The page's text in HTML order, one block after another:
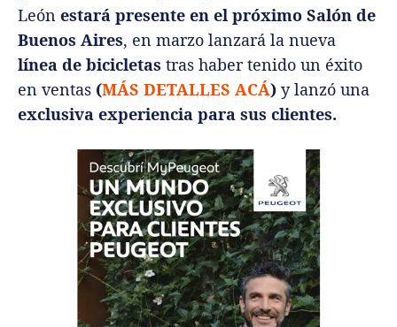
León estará presente en el próximo Salón de
Buenos Aires, en marzo lanzará la nueva
línea de bicicletas tras haber tenido un éxito
en ventas (MÁS DETALLES ACÁ) y lanzó una
exclusiva experiencia para sus clientes.